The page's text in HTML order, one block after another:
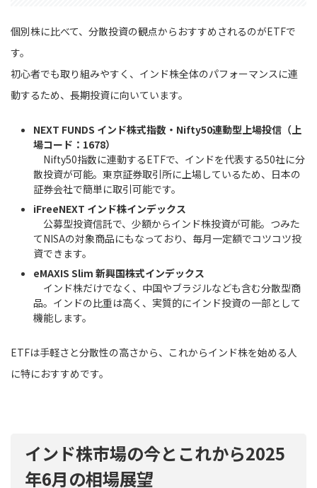
個別株に比べて、分散投資の観点からおすすめされるのがETFで
す。
初心者でも取り組みやすく、インド株全体のパフォーマンスに連
動するため、長期投資に向いています。
NEXT FUNDS インド株式指数・Nifty50連動型上場投信（上
場コード：1678）
Nifty50指数に連動するETFで、インドを代表する50社に分
散投資が可能。東京証券取引所に上場しているため、日本の
証券会社で簡単に取引可能です。
iFreeNEXT インド株インデックス
公募型投資信託で、少額からインド株投資が可能。つみた
てNISAの対象商品にもなっており、毎月一定額でコツコツ投
資できます。
eMAXIS Slim 新興国株式インデックス
インド株だけでなく、中国やブラジルなども含む分散型商
品。インドの比重は高く、実質的にインド投資の一部として
機能します。
ETFは手軽さと分散性の高さから、これからインド株を始める人
に特におすすめです。
インド株市場の今とこれから2025
年6月の相場展望